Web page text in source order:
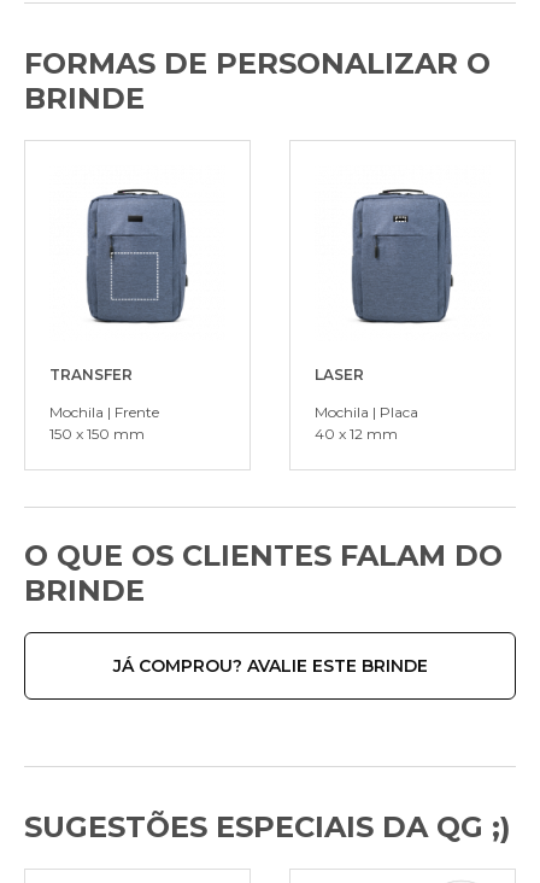
FORMAS DE PERSONALIZAR O
BRINDE
TRANSFER
Mochila | Frente
150 x 150 mm
LASER
Mochila | Placa
40 x 12 mm
O QUE OS CLIENTES FALAM DO
BRINDE
JÁ COMPROU? AVALIE ESTE BRINDE
SUGESTÕES ESPECIAIS DA QG ;)